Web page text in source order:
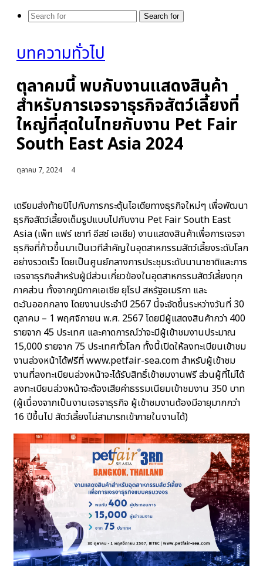
Search for
บทความทั่วไป
ตุลาคมนี้ พบกับงานแสดงสินค้า
สำหรับการเจรจาธุรกิจสัตว์เลี้ยงที่
ใหญ่ที่สุดในไทยกับงาน Pet Fair
South East Asia 2024
ตุลาคม 7, 2024 4
เตรียมส่งท้ายปีไปกับการกระตุ้นไอเดียทางธุรกิจใหม่ๆ เพื่อพัฒนา
ธุรกิจสัตว์เลี้ยงเต็มรูปแบบไปกับงาน Pet Fair South East
Asia (เพ็ท แฟร์ เซาท์ อีสซ์ เอเชีย) งานแสดงสินค้าเพื่อการเจรจา
ธุรกิจที่ก้าวขึ้นมาเป็นเวทีสำคัญในอุตสาหกรรมสัตว์เลี้ยงระดับโลก
อย่างรวดเร็ว โดยเป็นศูนย์กลางการประชุมระดับนานาชาติและการ
เจรจาธุรกิจสำหรับผู้มีส่วนเกี่ยวข้องในอุตสาหกรรมสัตว์เลี้ยงทุก
ภาคส่วน ทั้งจากภูมิภาคเอเชีย ยุโรป สหรัฐอเมริกา และ
ตะวันออกกลาง โดยงานประจำปี 2567 นี้จะจัดขึ้นระหว่างวันที่ 30
ตุลาคม – 1 พฤศจิกายน พ.ศ. 2567 โดยมีผู้แสดงสินค้ากว่า 400
รายจาก 45 ประเทศ และคาดการณ์ว่าจะมีผู้เข้าชมงานประมาณ
15,000 รายจาก 75 ประเทศทั่วโลก ทั้งนี้เปิดให้ลงทะเบียนเข้าชม
งานล่วงหน้าได้ฟรีที่ www.petfair-sea.com สำหรับผู้เข้าชม
งานที่ลงทะเบียนล่วงหน้าจะได้รับสิทธิ์เข้าชมงานฟรี ส่วนผู้ที่ไม่ได้
ลงทะเบียนล่วงหน้าจะต้องเสียค่าธรรมเนียมเข้าชมงาน 350 บาท
(ผู้เนื่องจากเป็นงานเจรจาธุรกิจ ผู้เข้าชมงานต้องมีอายุมากกว่า
16 ปีขึ้นไป สัตว์เลี้ยงไม่สามารถเข้าภายในงานได้)